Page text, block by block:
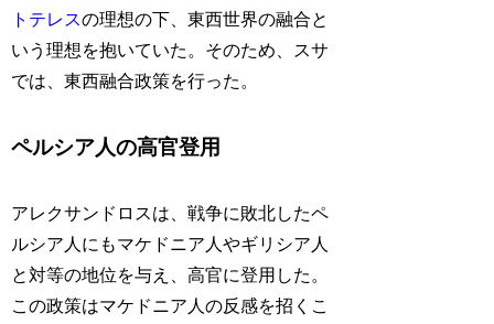
トテレスの理想の下、東西世界の融合と
いう理想を抱いていた。そのため、スサ
では、東西融合政策を行った。
ペルシア人の高官登用
アレクサンドロスは、戦争に敗北したペ
ルシア人にもマケドニア人やギリシア人
と対等の地位を与え、高官に登用した。
この政策はマケドニア人の反感を招くこ